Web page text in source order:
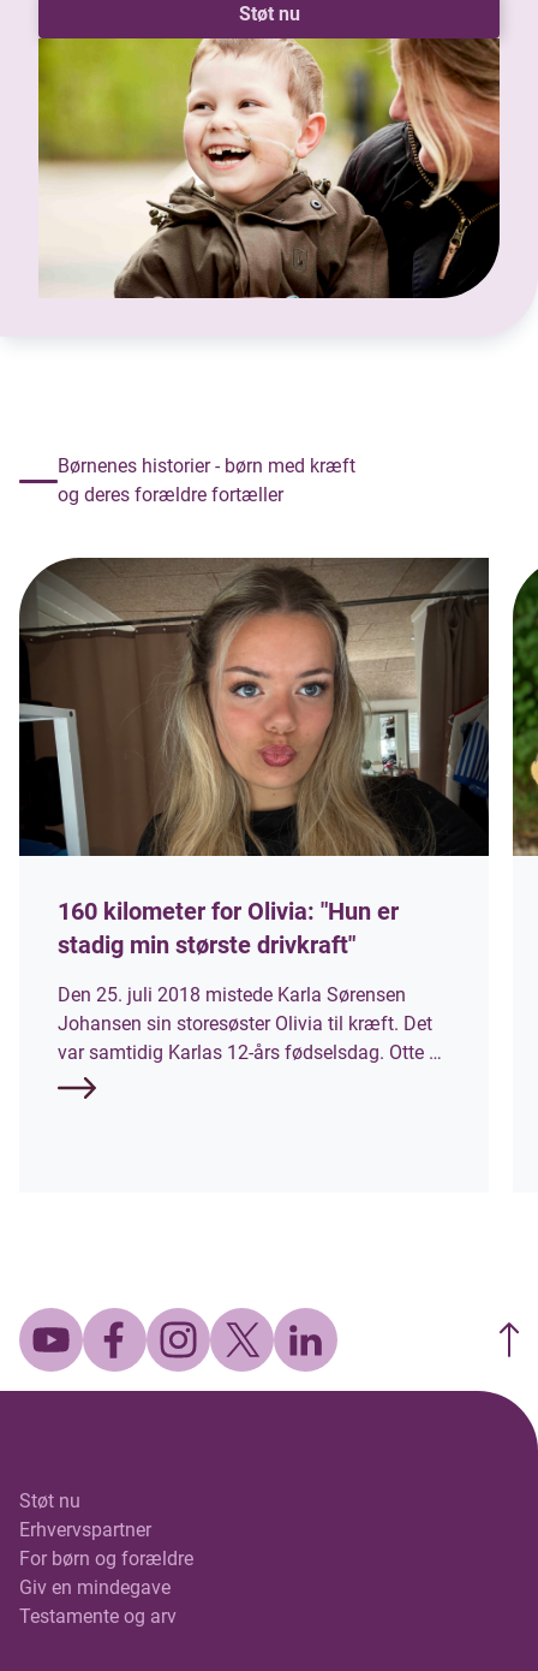
Støt nu
Børnenes historier - børn med kræft
og deres forældre fortæller
160 kilometer for Olivia: "Hun er
stadig min største drivkraft"
Den 25. juli 2018 mistede Karla Sørensen
Johansen sin storesøster Olivia til kræft. Det
var samtidig Karlas 12-års fødselsdag. Otte år
senere stiller hun til start ved Mors 100 Miles,
Støt nu
Erhvervspartner
For børn og forældre
Giv en mindegave
Testamente og arv